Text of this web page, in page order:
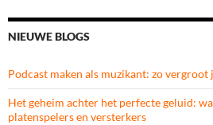
NIEUWE BLOGS
Podcast maken als muzikant: zo
Het geheim achter het perfecte geluid:
platenspelers en versterkers